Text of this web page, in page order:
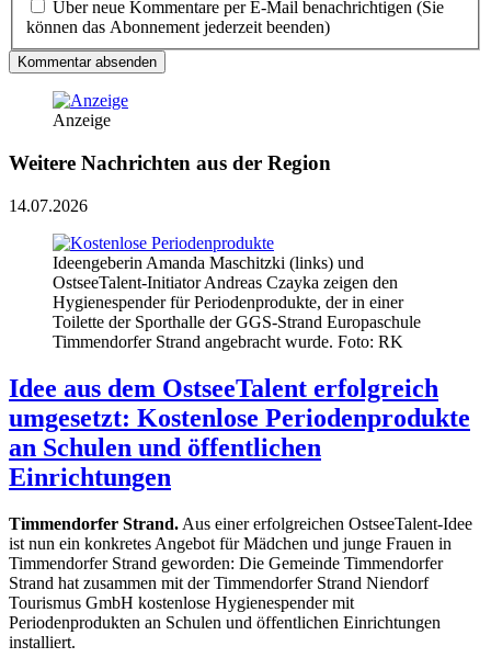
Über neue Kommentare per E-Mail benachrichtigen (Sie
können das Abonnement jederzeit beenden)
Kommentar absenden
Anzeige
Weitere Nachrichten aus der Region
14.07.2026
Ideengeberin Amanda Maschitzki (links) und
OstseeTalent-Initiator Andreas Czayka zeigen den
Hygienespender für Periodenprodukte, der in einer
Toilette der Sporthalle der GGS-Strand Europaschule
Timmendorfer Strand angebracht wurde. Foto: RK
Idee aus dem OstseeTalent erfolgreich
umgesetzt: Kostenlose Periodenprodukte
an Schulen und öffentlichen
Einrichtungen
Timmendorfer Strand. Aus einer erfolgreichen OstseeTalent-Idee
ist nun ein konkretes Angebot für Mädchen und junge Frauen in
Timmendorfer Strand geworden: Die Gemeinde Timmendorfer
Strand hat zusammen mit der Timmendorfer Strand Niendorf
Tourismus GmbH kostenlose Hygienespender mit
Periodenprodukten an Schulen und öffentlichen Einrichtungen
installiert.